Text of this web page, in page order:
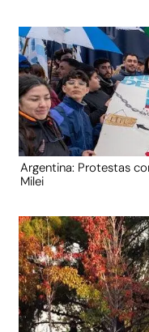
Argentina: Protestas
Milei